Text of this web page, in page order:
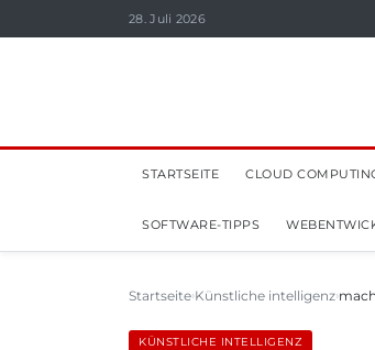
28. Juli 2026
STARTSEITE CLOUD
SOFTWARE-TIPPS
Startseite Künstliche intelligenz
KÜNSTLICHE INTELLIGENZ